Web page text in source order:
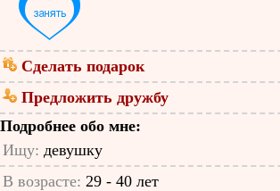
Сделать подарок
Предложить дружбу
Подробнее обо мне:
Ищу: девушку
В возрасте: 29 - 40 лет